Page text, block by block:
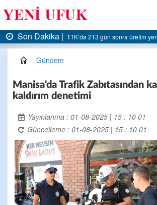
milyar liraya dayandı
Son Dakika | AK Parti Ereğli İlçe
Gündem
Manisa'da Trafik Zabıtasından
kaldırım denetimi
Yayınlanma : 01-08-2025 | 15 : 10 01
Güncelleme : 01-08-2025 | 15 : 10 01